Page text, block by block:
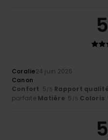
5
Coralie24 juin 2026
Canon
Confort: 5/5 Rapport
parfaite Matière: 5 /5 Coloris:
5